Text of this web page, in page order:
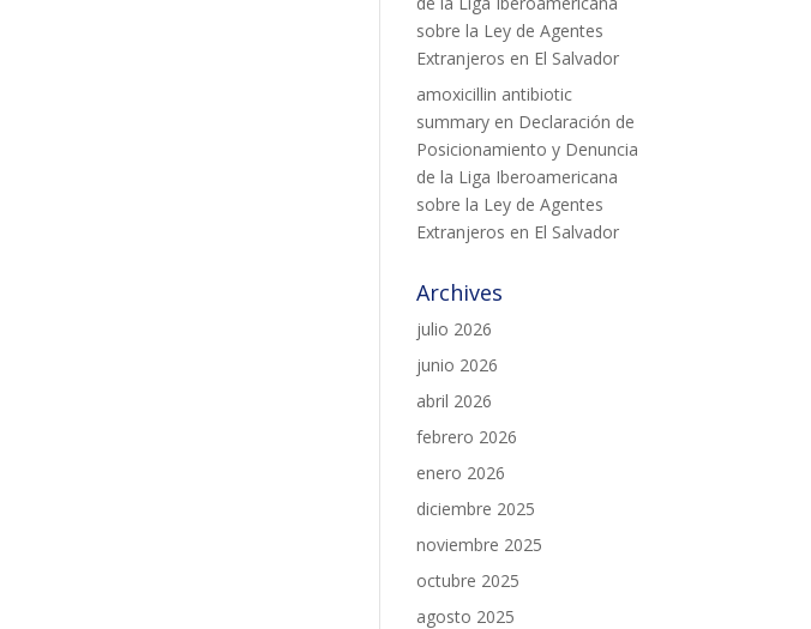
sobre la Ley de Agentes
Extranjeros en El Salvador
amoxicillin antibiotic
summary en Declaración de
Posicionamiento y Denuncia
de la Liga Iberoamericana
sobre la Ley de Agentes
Extranjeros en El Salvador
Archives
julio 2026
junio 2026
abril 2026
febrero 2026
enero 2026
diciembre 2025
noviembre 2025
octubre 2025
agosto 2025